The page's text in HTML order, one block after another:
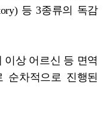
등 3종류의 독감
이상 어르신 등 면역
순차적으로 진행된